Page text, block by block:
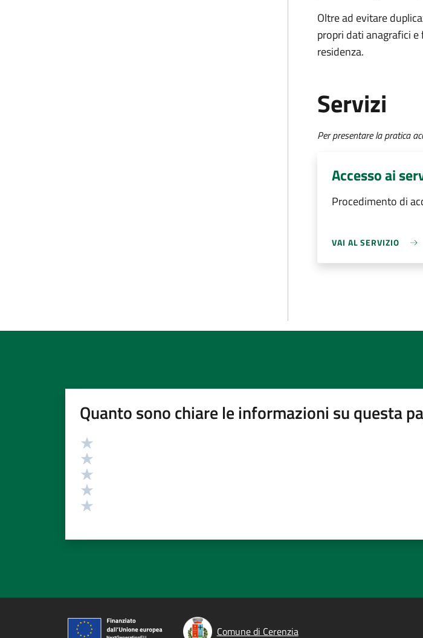
Oltre ad evitare
propri dati anagrafici
residenza.
Servizi
Per presentare la pratica
Accesso ai
Procedimento di
VAI AL SERVIZIO
Quanto sono chiare le informazioni su questa
Valutazione
Comune di Cerenzia